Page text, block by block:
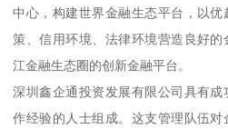
中心，构建世界金融生态平台，以
策、信用环境、法律环境营造良好
江金融生态圈的创新金融平台。
深圳鑫企通投资发展有限公司具有
作经验的人士组成。这支管理队伍